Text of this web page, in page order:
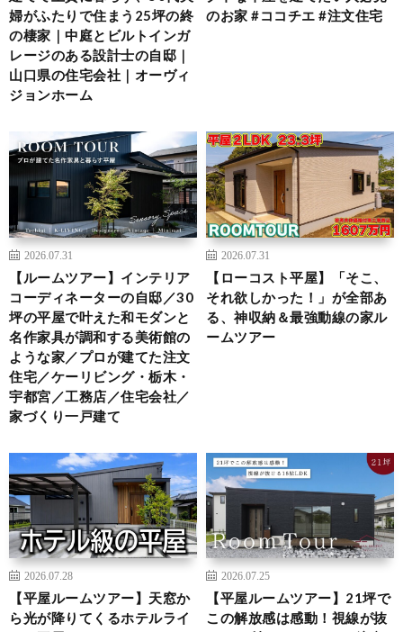
婦がふたりで住まう25坪の終
の棲家｜中庭とビルトインガ
レージのある設計士の自邸｜
山口県の住宅会社｜オーヴィ
ジョンホーム
のお家 #ココチエ #注文住宅
2026.07.31
【ルームツアー】インテリア
コーディネーターの自邸／30
坪の平屋で叶えた和モダンと
名作家具が調和する美術館の
ような家／プロが建てた注文
住宅／ケーリビング・栃木・
宇都宮／工務店／住宅会社／
家づくり一戸建て
2026.07.31
【ローコスト平屋】「そこ、
それ欲しかった！」が全部あ
る、神収納＆最強動線の家ル
ームツアー
2026.07.28
【平屋ルームツアー】天窓か
ら光が降りてくるホテルライ
2026.07.25
【平屋ルームツアー】21坪で
この解放感は感動！視線が抜